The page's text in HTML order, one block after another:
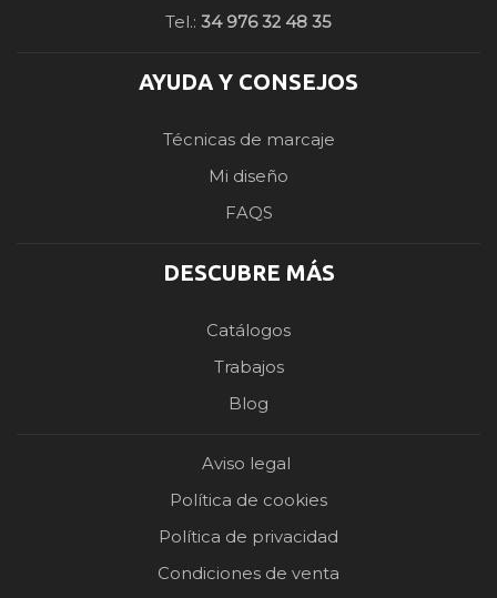
Tel.: 34 976 32 48 35
AYUDA Y CONSEJOS
Técnicas de marcaje
Mi diseño
FAQS
DESCUBRE MÁS
Catálogos
Trabajos
Blog
Aviso legal
Política de cookies
Política de privacidad
Condiciones de venta